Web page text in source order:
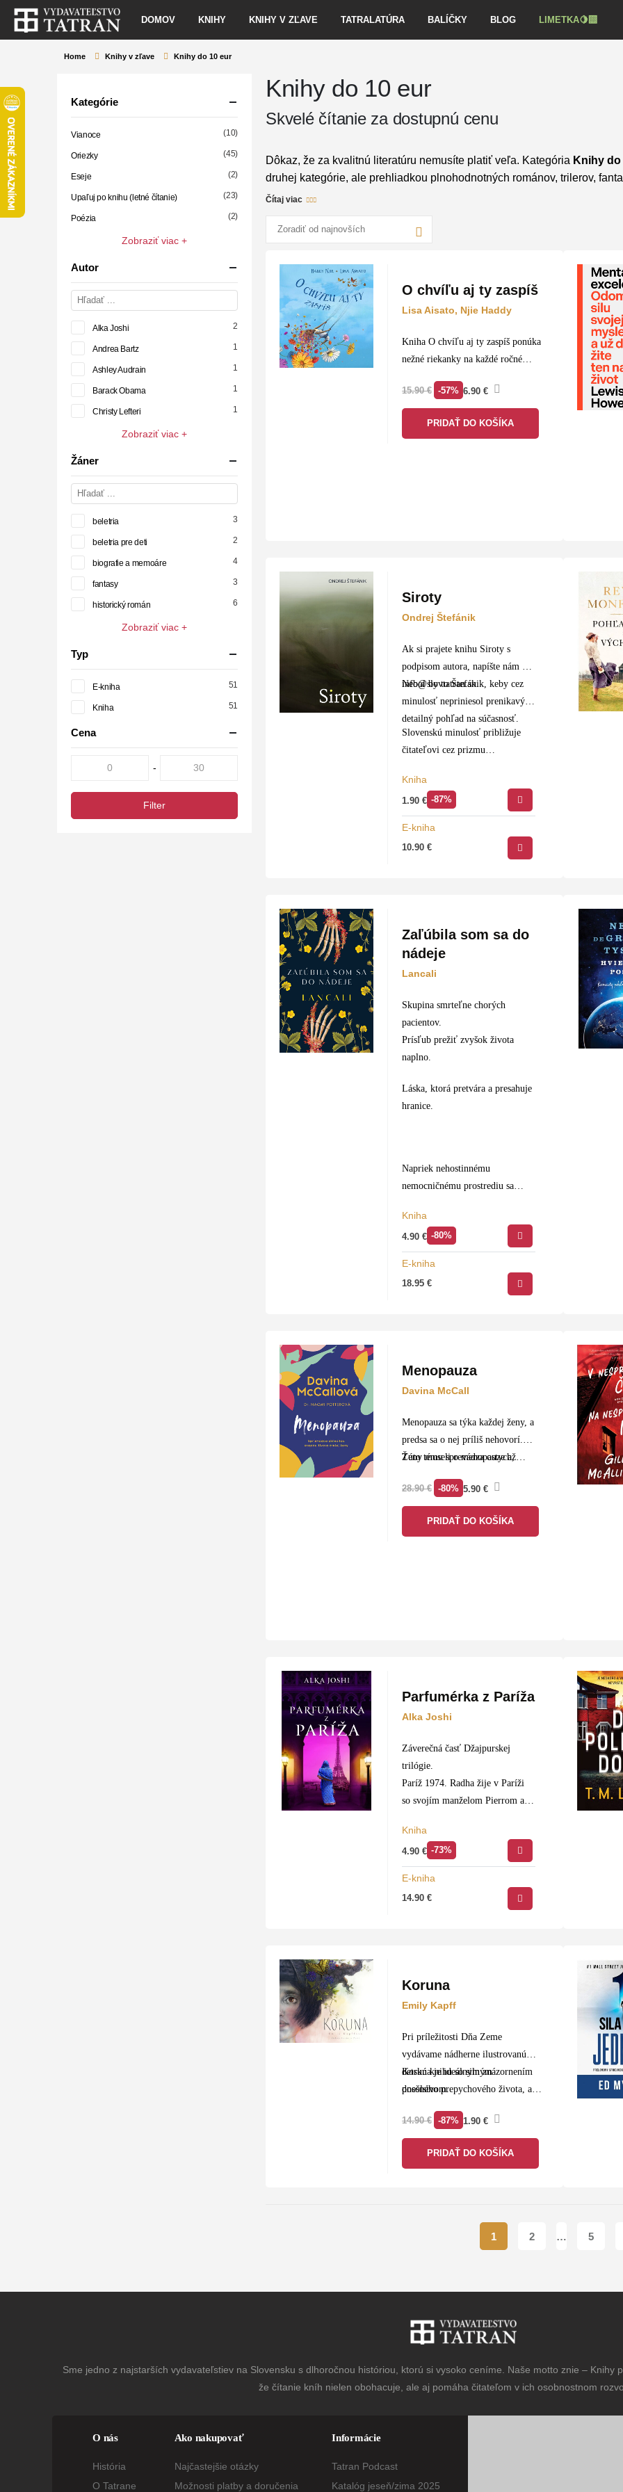
DOMOV KNIHY KNIHY V ZĽAVE TATRALATÚRA BALÍČKY BLOG LIMETKA🍋‍🟩
Home Knihy v zľave Knihy do 10 eur
Knihy do 10 eur
Skvelé čítanie za dostupnú cenu
Dôkaz, že za kvalitnú literatúru nemusíte platiť veľa. Kategória Knihy do
druhej kategórie, ale prehliadkou plnohodnotných románov, trilerov,
renomovaných slovenských aj svetových autorov za výrazne znížené
Výber:Široká ponuka žánrov od napínavej beletrie až po
Nákup: Ideálne miesto pre rýchly výber darčeka alebo doplnenie
Čítaj viac
O chvíľu aj ty zaspíš
Lisa Aisato, Njie Haddy
Kniha O chvíľu aj ty zaspíš ponúka
nežné riekanky na každé ročné
sniežika cez rozkvitnuté jarné lúky
a hrejivé letá až po farebnú jeseň…
15.90€ -57% 6.90€
PRIDAŤ DO KOŠÍKA
Siroty
Ondrej Štefánik
Ak si prajete knihu Siroty s
podpisom autora, napíšte nám na
info@slovtatran.sk.
Nebol by to Štefánik, keby cez
minulosť nepriniesol prenikavý a
detailný pohľad na súčasnosť.
Slovenskú minulosť približuje
čitateľovi cez prizmu…
Kniha
1.90€ -87%
E-kniha
10.90€
Zaľúbila som sa do
nádeje
Lancali
Skupina smrteľne chorých
pacientov.
Prísľub prežiť zvyšok života
naplno.
Láska, ktorá pretvára a presahuje
hranice.
Napriek nehostinnému
nemocničnému prostrediu sa
pacientov teší z každej radosti,
ktorú má na dosah:…
Kniha
4.90€ -80%
E-kniha
18.95€
Menopauza
Davina McCall
Menopauza sa týka každej ženy, a
predsa sa o nej príliš nehovorí.
Túto tému sprevádza ostych,
dokonca mlčanie. Preto vznikla
táto kniha.
Ženy museli o menopauze až…
28.90€ -80% 5.90€
PRIDAŤ DO KOŠÍKA
Parfumérka z Paríža
Alka Joshi
Záverečná časť Džajpurskej
trilógie.
Paríž 1974. Radha žije v Paríži
so svojím manželom Pierrom a s
synčekom, ktorého sa pred rokmi
vzdala, pretože sama bola
vtedy…
Kniha
4.90€ -73%
E-kniha
14.90€
Koruna
Emily Kapff
Pri príležitosti Dňa Zeme
vydávame nádherne ilustrovanú
detskú knihu so silným
posolstvom.
Koruna je ideálnym znázornením
dnešného prepychového života, aby
spotrebiteľského plytvania.
Názorne ukazuje, ako bude
vyzerať…
14.90€ -87% 1.90€
PRIDAŤ DO KOŠÍKA
1 2 … 5
Kategórie
Vianoce (10)
Oriezky (45)
Eseje (2)
Upaľuj po knihu (letné čítanie) (23)
Poézia (2)
Zobraziť viac +
Autor
Alka Joshi 2
Andrea Bartz 1
Ashley Audrain 1
Barack Obama 1
Christy Lefteri 1
Zobraziť viac +
Žáner
beletria 3
beletria pre deti 2
biografie a memoáre 4
fantasy 3
historický román 6
Zobraziť viac +
Typ
E-kniha 51
Kniha 51
Cena
-
Filter
Sme jedno z najstarších vydavateľstiev na Slovensku s dlhoročnou históriou, ktorú si vysoko ceníme. Naše motto znie – Knihy
že čítanie kníh nielen obohacuje, ale aj pomáha čitateľom v ich osobnostnom
O nás
História
O Tatrane
Ako nakupovať
Najčastejšie otázky
Možnosti platby a doručenia
Informácie
Tatran Podcast
Katalóg jeseň/zima 2025